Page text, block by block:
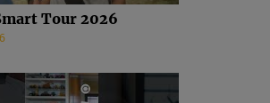
Tour 2026